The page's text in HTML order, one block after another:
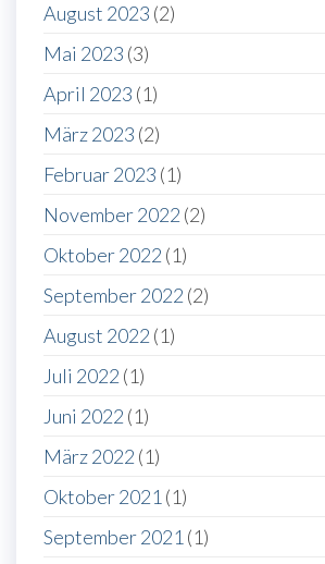
August 2023 (2)
Mai 2023 (3)
April 2023 (1)
März 2023 (2)
Februar 2023 (1)
November 2022 (2)
Oktober 2022 (1)
September 2022 (2)
August 2022 (1)
Juli 2022 (1)
Juni 2022 (1)
März 2022 (1)
Oktober 2021 (1)
September 2021 (1)